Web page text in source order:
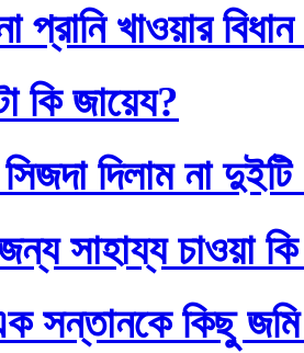
খাওয়ার
কি জায়েয?
দিলাম না
সাহায্য চাওয়া
সন্তানকে কিছু জমি